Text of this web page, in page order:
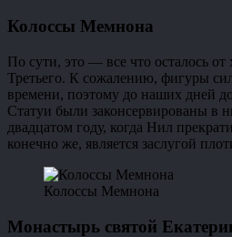
Колоссы Мемнона
По сути, это — все что осталось
Третьего. К сожалению, фигуры
времени, поэтому до наших дней
Статуи были законсервированы в
двадцатом году, когда Нил
конечно же, является заслугой
Колоссы Мемнона
Монастырь святой